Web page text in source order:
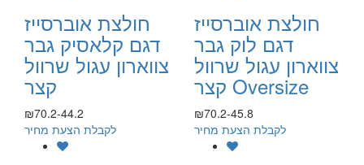
חולצת אוברסייז
דגם לוק גבר
צווארון עגול שרוול
קצר Oversize
₪70.2-45.8
לקבלת הצעת מחיר
חולצת אוברסייז
דגם קלאסיק גבר
צווארון עגול שרוול
קצר
₪70.2-44.2
לקבלת הצעת מחיר